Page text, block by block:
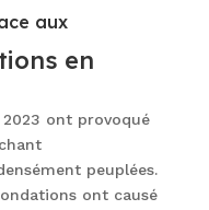
aux
en
ont provoqué
peuplées.
ont causé